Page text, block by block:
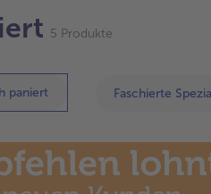
5 Produkte
paniert Faschierte